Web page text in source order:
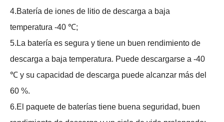
4.Batería de iones de litio de descarga a baja
temperatura -40 ℃;
5.La batería es segura y tiene un buen rendimiento de
descarga a baja temperatura. Puede descargarse a -40
℃ y su capacidad de descarga puede alcanzar más del
60 %.
6.El paquete de baterías tiene buena seguridad, buen